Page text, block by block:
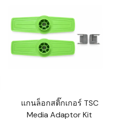
แกนล็อกสติ๊กเกอร์ TSC
Media Adaptor Kit